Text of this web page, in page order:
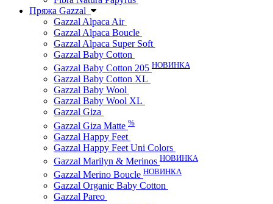
Пряжа Gazzal
Gazzal Alpaca Air
Gazzal Alpaca Boucle
Gazzal Alpaca Super Soft
Gazzal Baby Cotton
Gazzal Baby Cotton 205 НОВИНКА
Gazzal Baby Cotton XL
Gazzal Baby Wool
Gazzal Baby Wool XL
Gazzal Giza
Gazzal Giza Matte %
Gazzal Happy Feet
Gazzal Happy Feet Uni Colors
Gazzal Marilyn & Merinos НОВИНКА
Gazzal Merino Boucle НОВИНКА
Gazzal Organic Baby Cotton
Gazzal Pareo